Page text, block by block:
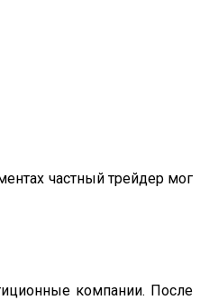
частный трейдер мог
компании. После